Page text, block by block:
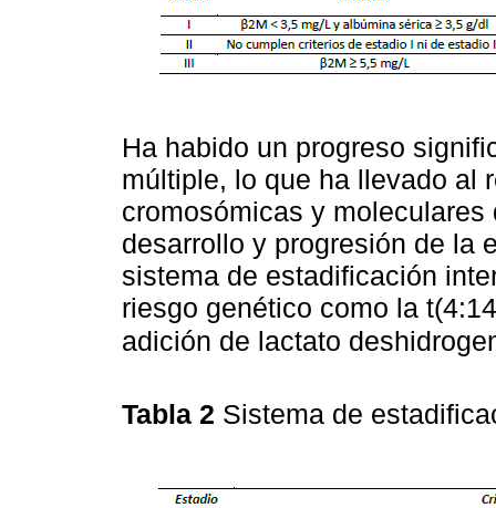
Ha habido un progreso
múltiple, lo que ha llevado al
cromosómicas y
desarrollo y progresión de la
sistema de estadificación
riesgo genético como la
adición de lactato
Tabla 2 Sistema de